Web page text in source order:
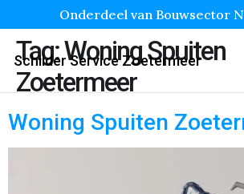
Onderdeel van Bouwsector
Schilder Service Zoetermeer
Tag:Woning Spuiten
Zoetermeer
Woning Spuiten